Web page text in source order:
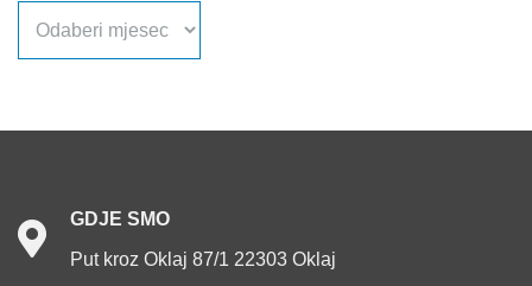
GDJE SMO
Put kroz Oklaj 87/1 22303 Oklaj